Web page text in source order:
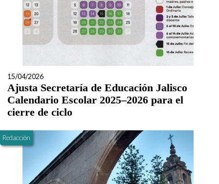
15/04/2026
Ajusta Secretaría de Educación Jalisco
Calendario Escolar 2025–2026 para el
cierre de ciclo
Redacción